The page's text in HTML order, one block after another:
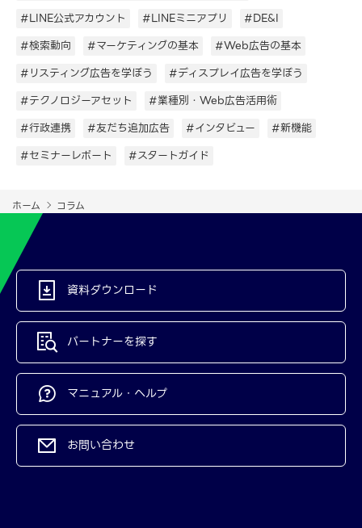
#LINE公式アカウント
#LINEミニアプリ
#DE&I
#検索動向
#マーケティングの基本
#Web広告の基本
#リスティング広告を学ぼう
#ディスプレイ広告を学ぼう
#テクノロジーアセット
#業種別・Web広告活用術
#行政連携
#友だち追加広告 #インタビュー
#新機能
#セミナーレポート
#スタートガイド
ホーム コラム
資料ダウンロード
パートナーを探す
マニュアル・ヘルプ
お問い合わせ